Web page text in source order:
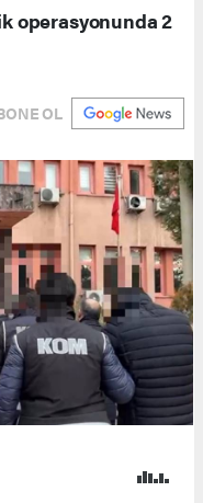
operasyonunda 2
OL